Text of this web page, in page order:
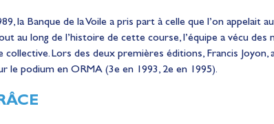
la Banque de la Voile a pris part à celle que l’on appelait
au long de l’histoire de cette course, l’équipe a vécu
Lors des deux premières éditions, Francis Joyon,
le podium en ORMA (3e en 1993, 2e en 1995).